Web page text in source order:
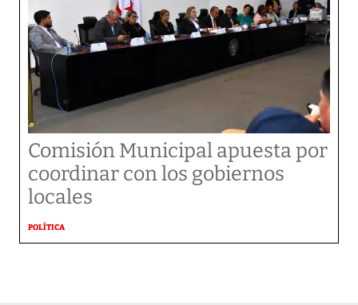
Comisión Municipal apuesta por
coordinar con los gobiernos
locales
POLÍTICA